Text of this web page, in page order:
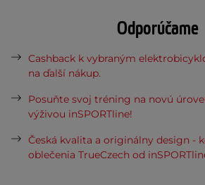
Odporúčame
Cashback k vybraným
na ďalší nákup.
Posuňte svoj tréning na novú
výživou inSPORTline!
Česká kvalita a originálny design -
oblečenia TrueCzech od